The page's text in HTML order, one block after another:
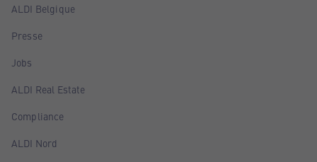
ALDI Belgique
Presse
Jobs
ALDI Real Estate
Compliance
ALDI Nord